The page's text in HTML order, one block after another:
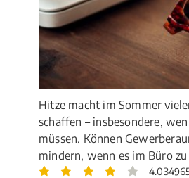
Hitze macht im Sommer
schaffen – insbesondere,
müssen. Können
mindern, wenn es im Büro